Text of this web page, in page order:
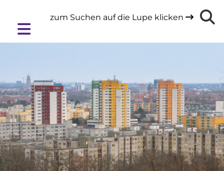
zum Suchen auf die Lupe klicken